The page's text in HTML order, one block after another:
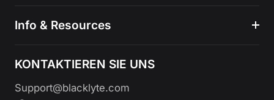
Info & Resources
KONTAKTIEREN SIE UNS
Support@blacklyte.com